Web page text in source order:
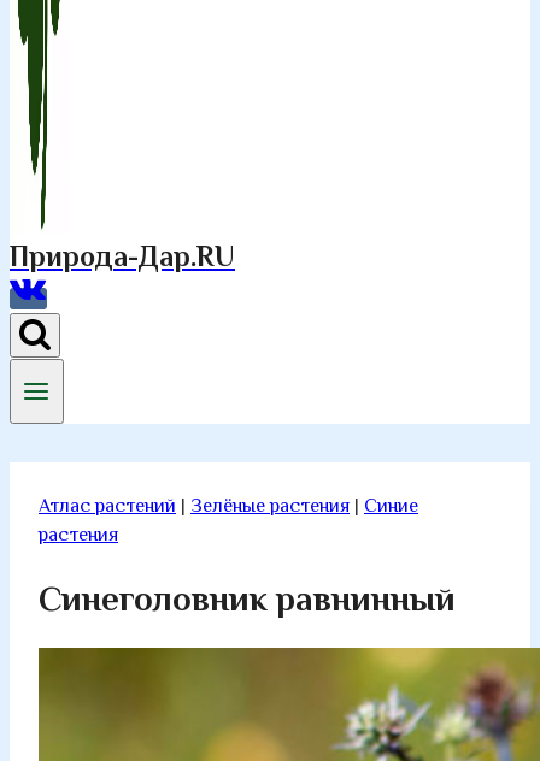
Природа-Дар.RU
Атлас растений | Зелёные растения | Синие
растения
Синеголовник равнинный